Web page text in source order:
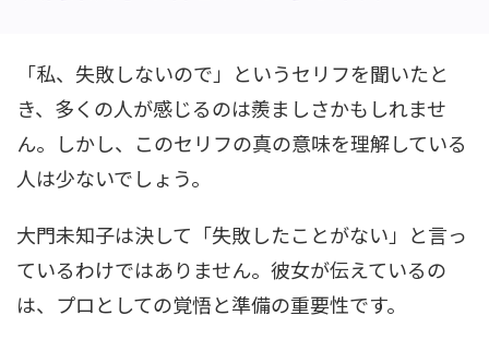
「私、失敗しないので」というセリフを聞いたと
き、多くの人が感じるのは羨ましさかもしれませ
ん。しかし、このセリフの真の意味を理解している
人は少ないでしょう。
大門未知子は決して「失敗したことがない」と言っ
ているわけではありません。彼女が伝えているの
は、プロとしての覚悟と準備の重要性です。